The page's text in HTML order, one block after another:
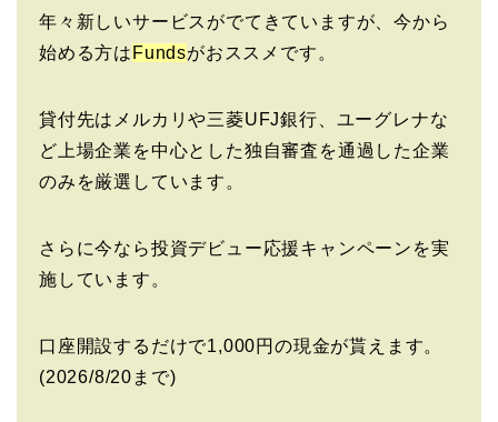
年々新しいサービスがでてきていますが、今から
始める方は Fundsがおススメです。
貸付先はメルカリや三菱UFJ銀行、ユーグレナな
ど上場企業を中心とした独自審査を通過した企業
のみを厳選しています。
さらに今なら投資デビュー応援キャンペーンを実
施しています。
口座開設するだけで1,000円の現金が貰えます。
(2026/8/20まで)